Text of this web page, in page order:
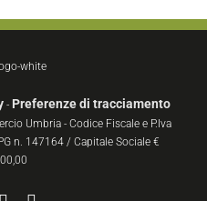
- Preferenze di tracciamento
Umbria - Codice Fiscale e P.Iva
n. 147164 / Capitale Sociale €